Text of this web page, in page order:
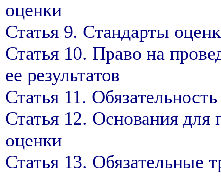
оценки
Статья 9. Стандарты
Статья 10. Право на
ее результатов
Статья 11.
Статья 12. Основания для
оценки
Статья 13. Обязательные